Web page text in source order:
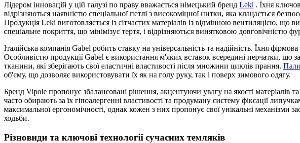
Лідером інновацій у цій галузі по праву вважається німецький бренд Leki . Їхня
відрізняються наявністю спеціальної петлі з високоміцної нитки, яка клацається
Продукція Leki виготовляється із сітчастих матеріалів із відмінною вентиляцією,
спеціальне покриття, що мінімізує тертя, і відрізняються винятковою довговічністю
Італійська компанія Gabel робить ставку на універсальність та надійність. Їхня
Особливістю продукції Gabel є використання м'яких вставок всередині перчатки, що
тканини, які зберігають свої еластичні властивості після множини циклів прання.
об'єму, що дозволяє використовувати їх як на голу руку, так і поверх зимового одягу.
Бренд Vipole пропонує збалансовані рішення, акцентуючи увагу на якості матеріалів
часто обирають за їх гіпоалергенні властивості та продуману систему фіксації
максимальної ергономічності, однак кожен з них пропонує свої унікальні механізми
ходьби.
Різновиди та ключові технології сучасних темляків